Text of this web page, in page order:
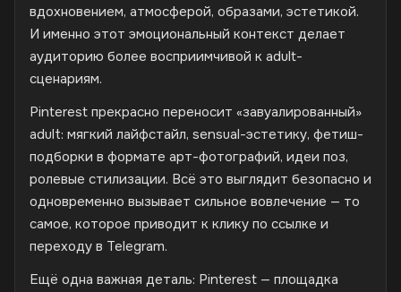
вдохновением, атмосферой, образами, эстетикой.
И именно этот эмоциональный контекст делает
аудиторию более восприимчивой к adult-
сценариям.
Pinterest прекрасно переносит «завуалированный»
adult: мягкий лайфстайл, sensual-эстетику, фетиш-
подборки в формате арт-фотографий, идеи поз,
ролевые стилизации. Всё это выглядит безопасно и
одновременно вызывает сильное вовлечение — то
самое, которое приводит к клику по ссылке и
переходу в Telegram.
Ещё одна важная деталь: Pinterest — площадка